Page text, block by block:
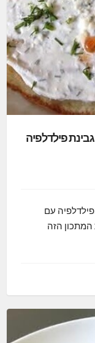
פילדלפיה
עם
הזה